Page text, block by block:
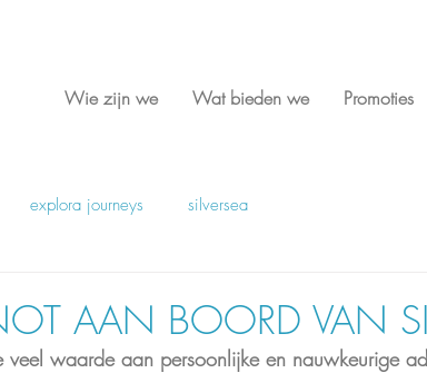
Wie zijn we Wat bieden we Promoties
explora journeys silversea
AAN BOORD VAN
veel waarde aan persoonlijke en nauwkeurige